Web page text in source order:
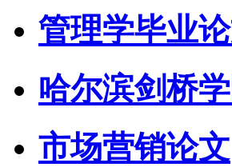
管理学毕业
哈尔滨剑桥
市场营销论文